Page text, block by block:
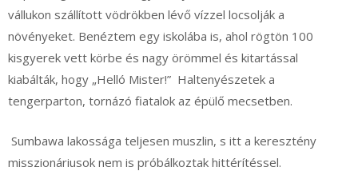
vállukon szállított vödrökben lévő vízzel locsolják a
növényeket. Benéztem egy iskolába is, ahol rögtön 100
kisgyerek vett körbe és nagy örömmel és kitartással
kiabálták, hogy „Helló Mister!” Haltenyészetek a
tengerparton, tornázó fiatalok az épülő mecsetben.
Sumbawa lakossága teljesen muszlin, s itt a keresztény
misszionáriusok nem is próbálkoztak hittérítéssel.